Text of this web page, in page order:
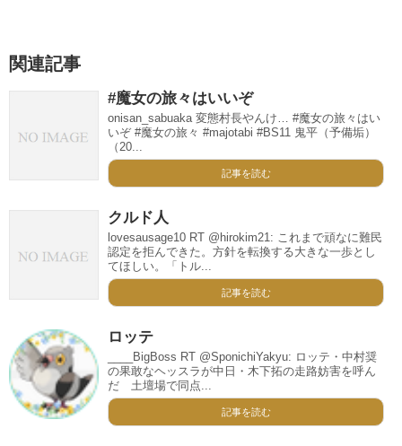
関連記事
#魔女の旅々はいいぞ
onisan_sabuaka 変態村長やんけ… #魔女の旅々はい
いぞ #魔女の旅々 #majotabi #BS11 鬼平（予備垢）
（20...
記事を読む
クルド人
lovesausage10 RT @hirokim21: これまで頑なに難民
認定を拒んできた。方針を転換する大きな一歩とし
てほしい。「トル...
記事を読む
ロッテ
____BigBoss RT @SponichiYakyu: ロッテ・中村奨
の果敢なヘッスラが中日・木下拓の走路妨害を呼ん
だ 土壇場で同点...
記事を読む